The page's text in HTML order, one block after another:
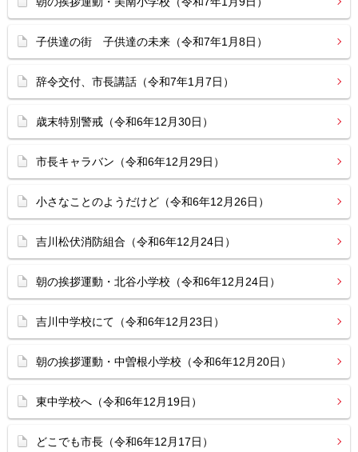
子供達の街 子供達の未来（令和7年1月8日）
辞令交付、市長講話（令和7年1月7日）
歳末特別警戒（令和6年12月30日）
市長キャラバン（令和6年12月29日）
小さなことのようだけど（令和6年12月26日）
吉川松伏消防組合（令和6年12月24日）
朝の挨拶運動・北谷小学校（令和6年12月24日）
吉川中学校にて（令和6年12月23日）
朝の挨拶運動・中曽根小学校（令和6年12月20日）
東中学校へ（令和6年12月19日）
どこでも市長（令和6年12月17日）